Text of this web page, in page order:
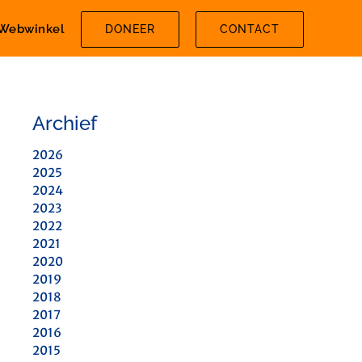
DONEER CONTACT
Archief
2026
2025
2024
2023
2022
2021
2020
2019
2018
2017
2016
2015